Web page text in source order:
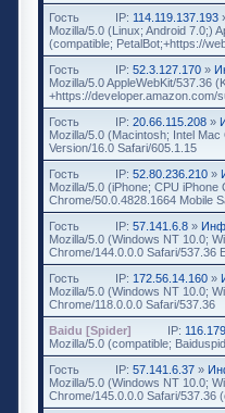
Гость
IP: 114.119.137.193
Mozilla/5.0 (Linux; Android 7.0;)
(compatible; PetalBot;+https://
Гость
IP: 52.3.127.170 »
Mozilla/5.0 AppleWebKit/537.36
+https://developer.amazon.com/
Гость
IP: 20.66.115.208 »
Mozilla/5.0 (Macintosh; Intel
Version/16.0 Safari/605.1.15
Гость
IP: 52.80.236.210 »
Mozilla/5.0 (iPhone; CPU
Chrome/50.0.4828.1664 Mobile
Гость
IP: 57.141.6.8 »
Mozilla/5.0 (Windows NT 10.0;
Chrome/144.0.0.0 Safari/537.36
Гость
IP: 172.56.14.160 »
Mozilla/5.0 (Windows NT 10.0;
Chrome/118.0.0.0 Safari/537.36
Baidu [Spider]
IP:
Mozilla/5.0 (compatible;
Гость
IP: 57.141.6.37 »
Mozilla/5.0 (Windows NT 10.0;
Chrome/145.0.0.0 Safari/537.36